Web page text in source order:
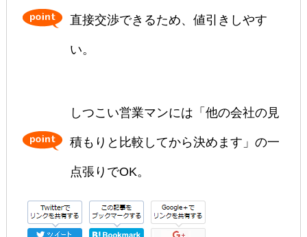
直接交渉できるため、値引きしやす
い。
しつこい営業マンには「他の会社の見
積もりと比較してから決めます」の一
点張りでOK。